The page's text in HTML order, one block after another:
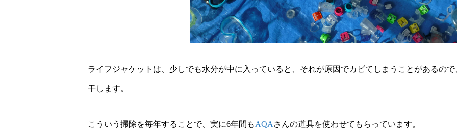
ライフジャケットは、少しでも水分が中に入っていると、それが原因でカビてしまうことがあるの
干します。
こういう掃除を毎年することで、実に6年間もAQA さんの道具を使わせてもらっています。